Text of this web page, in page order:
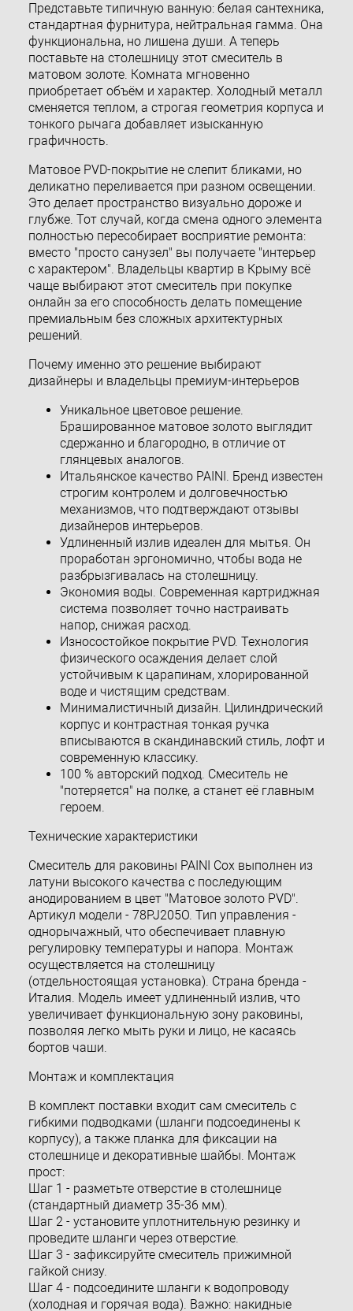
Представьте типичную ванную: белая сантехника,
стандартная фурнитура, нейтральная гамма. Она
функциональна, но лишена души. А теперь
поставьте на столешницу этот смеситель в
матовом золоте. Комната мгновенно
приобретает объём и характер. Холодный металл
сменяется теплом, а строгая геометрия корпуса и
тонкого рычага добавляет изысканную
графичность.
Матовое PVD-покрытие не слепит бликами, но
деликатно переливается при разном освещении.
Это делает пространство визуально дороже и
глубже. Тот случай, когда смена одного элемента
полностью пересобирает восприятие ремонта:
вместо "просто санузел" вы получаете "интерьер
с характером". Владельцы квартир в Крыму всё
чаще выбирают этот смеситель при покупке
онлайн за его способность делать помещение
премиальным без сложных архитектурных
решений.
Почему именно это решение выбирают
дизайнеры и владельцы премиум-интерьеров
Уникальное цветовое решение.
Брашированное матовое золото выглядит
сдержанно и благородно, в отличие от
глянцевых аналогов.
Итальянское качество PAINI. Бренд известен
строгим контролем и долговечностью
механизмов, что подтверждают отзывы
дизайнеров интерьеров.
Удлиненный излив идеален для мытья. Он
проработан эргономично, чтобы вода не
разбрызгивалась на столешницу.
Экономия воды. Современная картриджная
система позволяет точно настраивать
напор, снижая расход.
Износостойкое покрытие PVD. Технология
физического осаждения делает слой
устойчивым к царапинам, хлорированной
воде и чистящим средствам.
Минималистичный дизайн. Цилиндрический
корпус и контрастная тонкая ручка
вписываются в скандинавский стиль, лофт и
современную классику.
100 % авторский подход. Смеситель не
"потеряется" на полке, а станет её главным
героем.
Технические характеристики
Смеситель для раковины PAINI Cox выполнен из
латуни высокого качества с последующим
анодированием в цвет "Матовое золото PVD".
Артикул модели - 78PJ205O. Тип управления -
однорычажный, что обеспечивает плавную
регулировку температуры и напора. Монтаж
осуществляется на столешницу
(отдельностоящая установка). Страна бренда -
Италия. Модель имеет удлиненный излив, что
увеличивает функциональную зону раковины,
позволяя легко мыть руки и лицо, не касаясь
бортов чаши.
Монтаж и комплектация
В комплект поставки входит сам смеситель с
гибкими подводками (шланги подсоединены к
корпусу), а также планка для фиксации на
столешнице и декоративные шайбы. Монтаж
прост:
Шаг 1 - разметьте отверстие в столешнице
(стандартный диаметр 35-36 мм).
Шаг 2 - установите уплотнительную резинку и
проведите шланги через отверстие.
Шаг 3 - зафиксируйте смеситель прижимной
гайкой снизу.
Шаг 4 - подсоедините шланги к водопроводу
(холодная и горячая вода). Важно: накидные